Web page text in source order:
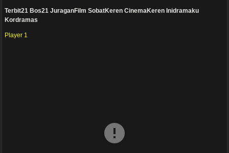
Terbit21 Bos21 JuraganFilm SobatKeren CinemaKeren Inidramaku
Kordramas
Player 1